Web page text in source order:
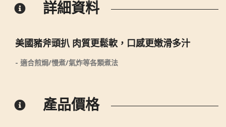
詳細資料
美國豬斧頭扒 肉質更鬆軟，口感更嫩滑多汁
- 適合煎焗/慢煮/氣炸等各類煮法
產品價格